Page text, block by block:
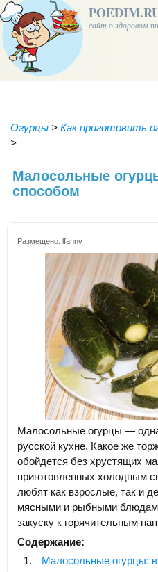
сайт о здоровом
Огурцы > Как приготовить
>
Малосольные
способом
Размещено: lfanny
Малосольные огурцы —
русской кухне. Какое же
обойдется без хрустящих
приготовленных холодным
любят как взрослые, так и
мясными и рыбными
закуску к горячительным
Содержание:
Малосольные огурцы: